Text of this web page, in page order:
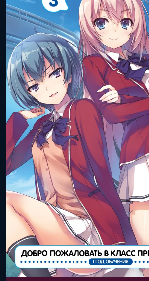
Дата выхода
(цифра):
31
Объём тома:
ISBN книги: 978-